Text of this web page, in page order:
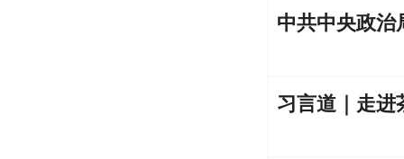
习言道｜走进